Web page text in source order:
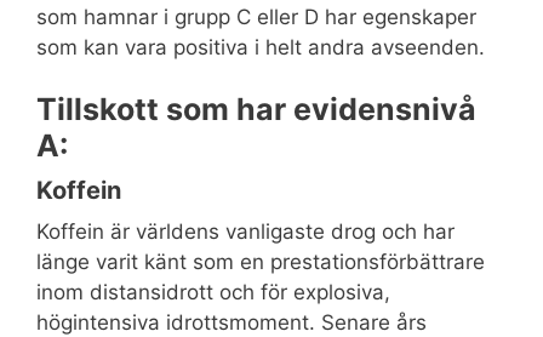
som hamnar i grupp C eller D har egenskaper
som kan vara positiva i helt andra avseenden.
Tillskott som har evidensnivå
A:
Koffein
Koffein är världens vanligaste drog och har
länge varit känt som en prestationsförbättrare
inom distansidrott och för explosiva,
högintensiva idrottsmoment. Senare års